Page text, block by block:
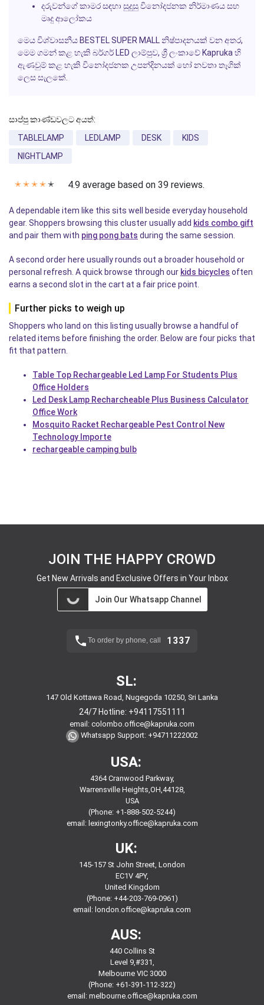
දරුවන්ගේ කාමර සඳහා සුදුසු විනෝදජනක නිර්මාණය සහ
මෘදු ආලෝකය
මෙය විශ්වාසනීය BESTEL SUPER MALL නිෂ්පාදනයක් වන අතර,
මෙම ගමන් කළ හැකි බර්ගර් LED ලාම්පුව, ශ්‍රී ලංකාවේ Kapruka හි
ඇණවුම් කළ හැකි විනෝදජනක උපන්දිනයක් හෝ නවතා තෑගික්
ලෙස සැලකේ.
සාප්පු කාණ්ඩවලට අයත්:
TABLELAMP
LEDLAMP DESK
KIDS
NIGHTLAMP
✭ ✭ ✭ ✭ ✭ 4.9 average based on 39 reviews.
A dependable item like this sits well beside everyday household
gear. Shoppers browsing this cluster usually add kids combo gift
and pair them with ping pong bats during the same session.
A second order here usually rounds out a broader household or
personal refresh. A quick browse through our kids bicycles often
earns a second slot in the cart at a fair price point.
Further picks to weigh up
Shoppers who land on this listing usually browse a handful of
related items before finishing the order. Below are four picks that
fit that pattern.
Table Top Rechargeable Led Lamp For Students Plus
Office Holders
Led Desk Lamp Recharcheable Plus Business Calculator
Office Work
Mosquito Racket Rechargeable Pest Control New
Technology Importe
rechargeable camping bulb
JOIN THE HAPPY CROWD
Get New Arrivals and Exclusive Offers in Your Inbox
Join Our Whatsapp Channel
To order by phone, call 1337
SL:
147 Old Kottawa Road, Nugegoda 10250, Sri Lanka
24/7 Hotline: +94117551111
email: colombo.office@kapruka.com
Whatsapp Support: +94711222002
USA:
4364 Cranwood Parkway,
Warrensville Heights,OH,44128,
USA
(Phone: +1-888-502-5244)
email: lexingtonky.office@kapruka.com
UK:
145-157 St John Street, London
EC1V 4PY,
United Kingdom
(Phone: +44-203-769-0961)
email: london.office@kapruka.com
AUS:
440 Collins St
Level 9,#331,
Melbourne VIC 3000
(Phone: +61-391-112-322)
email: melbourne.office@kapruka.com